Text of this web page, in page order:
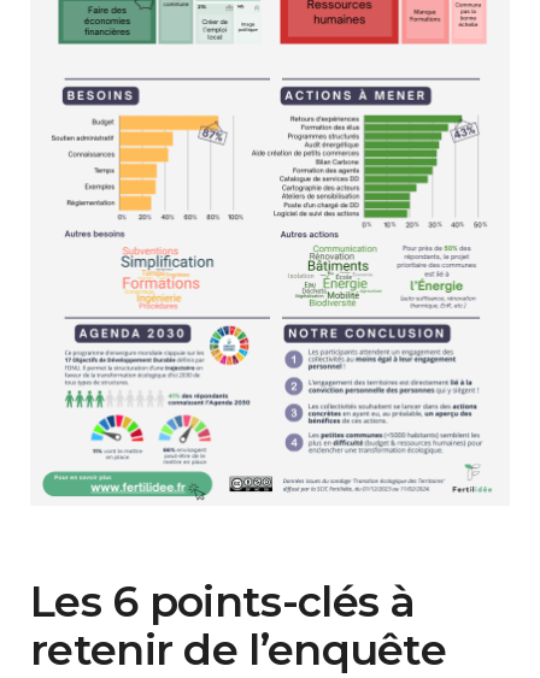
Les 6 points-clés à
retenir de l’enquête